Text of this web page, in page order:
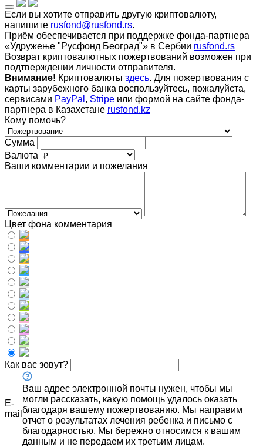
Если вы хотите отправить другую криптовалюту,
напишите rusfond@rusfond.rs.
Приём обеспечивается при поддержке фонда-партнера
«Удружење "Русфонд Београд"» в Сербии rusfond.rs
Возврат криптовалютных пожертвований возможен при
подтверждении личности отправителя.
Внимание! Криптовалюты здесь. Для пожертвования с
карты зарубежного банка воспользуйтесь, пожалуйста,
сервисами PayPal , Stripe или формой на сайте фонда-
партнера в Казахстане rusfond.kz
Кому помочь?
Сумма
Валюта
Ваши комментарии и пожелания
Цвет фона комментария
Как вас зовут?
E-
mail
Ваш адрес электронной почты нужен, чтобы мы
могли рассказать, какую помощь удалось оказать
благодаря вашему пожертвованию. Мы направим
отчет о результатах лечения ребенка и письмо с
благодарностью. Мы бережно относимся к вашим
данным и не передаем их третьим лицам.